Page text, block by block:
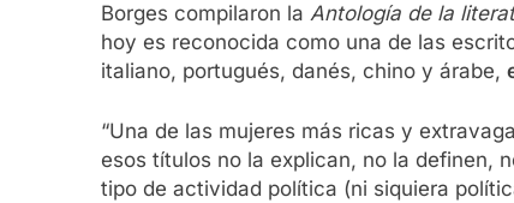
Borges compilaron la Antología de la
hoy es reconocida como una de las
italiano, portugués, danés, chino y árabe,
“Una de las mujeres más ricas y
esos títulos no la explican, no la definen,
tipo de actividad política (ni siquiera